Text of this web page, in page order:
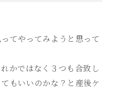
てやってみようと思って
かではなく３つも合致し
もいいのかな？と産後ケ